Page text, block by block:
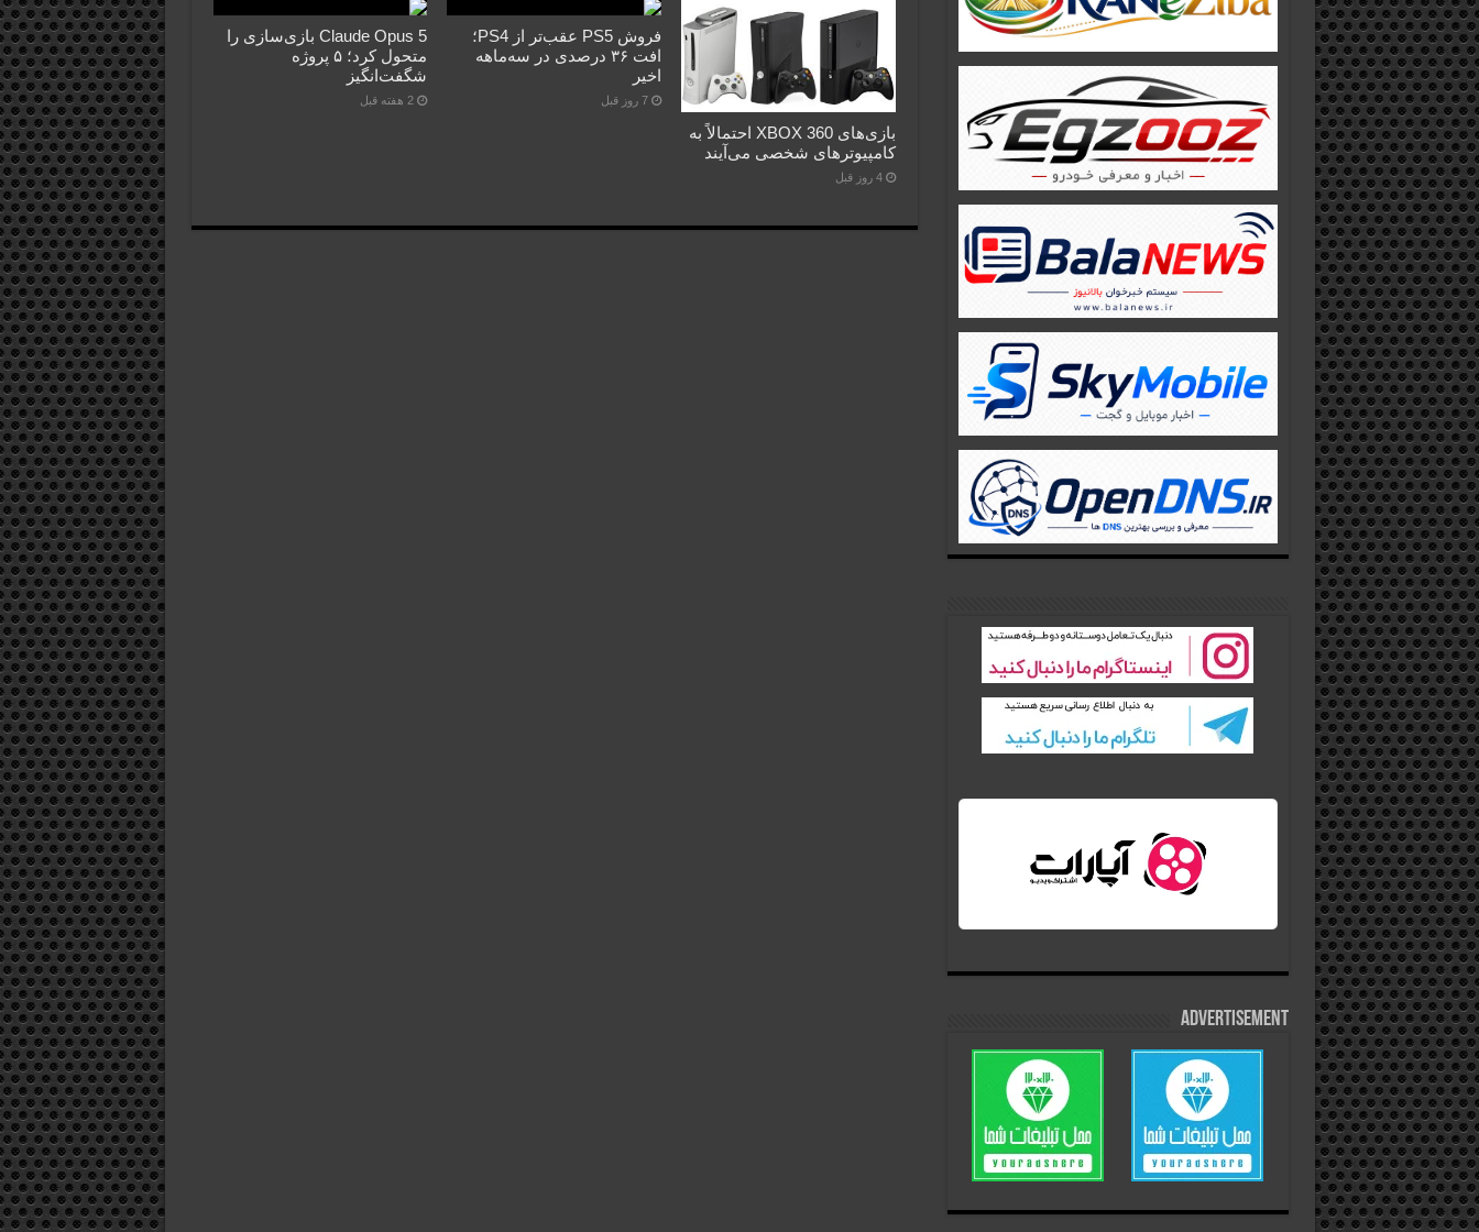
بازی‌های XBOX 360 احتمالاً به
کامپیوترهای شخصی می‌آیند
4 روز قبل
فروش PS5 عقب‌تر از PS4؛
افت ۳۶ درصدی در سه‌ماهه
اخیر
7 روز قبل
Claude Opus 5 بازی‌سازی را
متحول کرد؛ ۵ پروژه
شگفت‌انگیز
2 هفته قبل
Advertisement